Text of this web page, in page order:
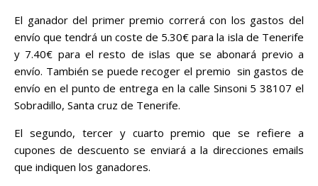
El ganador del primer premio correrá con los gastos del
envío que tendrá un coste de 5.30€ para la isla de Tenerife
y 7.40€ para el resto de islas que se abonará previo a
envío. También se puede recoger el premio sin gastos de
envío en el punto de entrega en la calle Sinsoni 5 38107 el
Sobradillo, Santa cruz de Tenerife.
El segundo, tercer y cuarto premio que se refiere a
cupones de descuento se enviará a la direcciones emails
que indiquen los ganadores.